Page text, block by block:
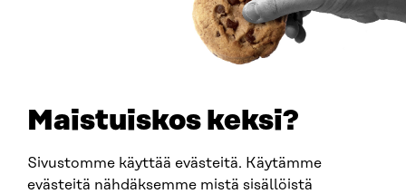
Maistuiskos keksi?
Sivustomme käyttää evästeitä. Käytämme
evästeitä nähdäksemme mistä sisällöistä
SITRA SOSIAALISESSA MEDIASSA